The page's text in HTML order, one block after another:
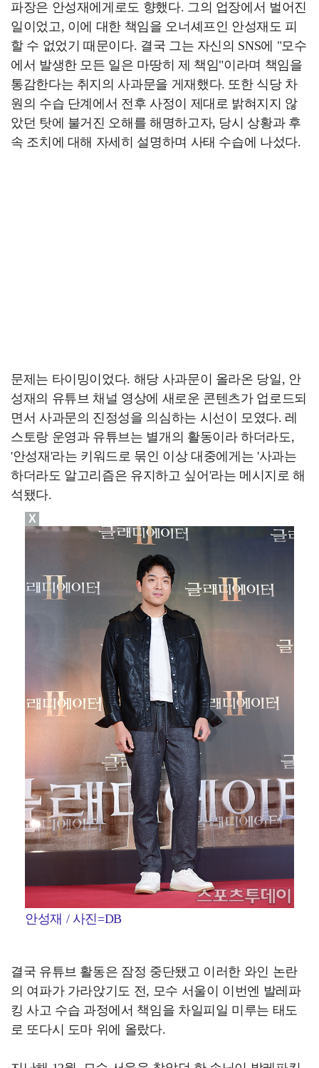
파장은 안성재에게로도 향했다. 그의 업장에서 벌어진
일이었고, 이에 대한 책임을 오너셰프인 안성재도 피
할 수 없었기 때문이다. 결국 그는 자신의 SNS에 "모수
에서 발생한 모든 일은 마땅히 제 책임"이라며 책임을
통감한다는 취지의 사과문을 게재했다. 또한 식당 차
원의 수습 단계에서 전후 사정이 제대로 밝혀지지 않
았던 탓에 불거진 오해를 해명하고자, 당시 상황과 후
속 조치에 대해 자세히 설명하며 사태 수습에 나섰다.
문제는 타이밍이었다. 해당 사과문이 올라온 당일, 안
성재의 유튜브 채널 영상에 새로운 콘텐츠가 업로드되
면서 사과문의 진정성을 의심하는 시선이 모였다. 레
스토랑 운영과 유튜브는 별개의 활동이라 하더라도,
'안성재'라는 키워드로 묶인 이상 대중에게는 '사과는
하더라도 알고리즘은 유지하고 싶어'라는 메시지로 해
석됐다.
안성재 / 사진=DB
결국 유튜브 활동은 잠정 중단됐고 이러한 와인 논란
의 여파가 가라앉기도 전, 모수 서울이 이번엔 발레파
킹 사고 수습 과정에서 책임을 차일피일 미루는 태도
로 또다시 도마 위에 올랐다.
X